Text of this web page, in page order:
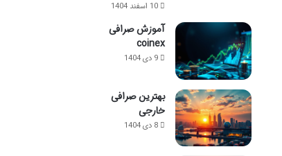
10 اسفند 1404
آموزش صرافی
coinex
9 دی 1404
بهترین صرافی
خارجی
8 دی 1404